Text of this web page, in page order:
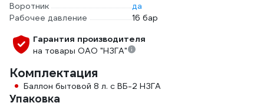
Воротник
да
Рабочее давление
16 бар
Гарантия производителя
на товары ОАО "НЗГА"
Комплектация
Баллон бытовой 8 л. с ВБ-2 НЗГА
Упаковка